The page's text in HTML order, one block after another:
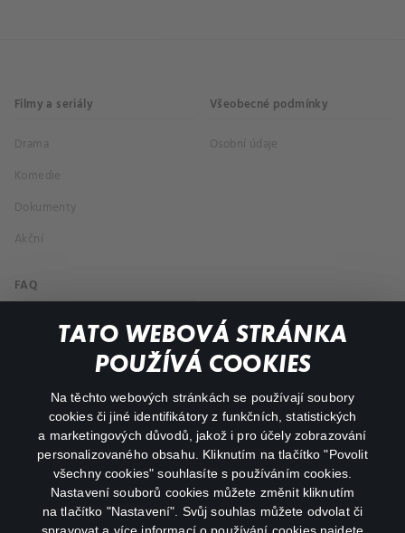
TATO WEBOVÁ STRÁNKA
POUŽÍVÁ COOKIES
Na těchto webových stránkách se používají soubory
cookies či jiné identifikátory z funkčních, statistických
a marketingových důvodů, jakož i pro účely zobrazování
personalizovaného obsahu. Kliknutím na tlačítko "Povolit
všechny cookies" souhlasíte s používáním cookies.
Nastavení souborů cookies můžete změnit kliknutím
na tlačítko "Nastavení". Svůj souhlas můžete odvolat či
Filmy a seriály
Drama
Komedie
Dokumenty
Akční
Všeobecné podmínky
Osobní údaje
FAQ
Můj účet
Důležité odkazy
facebookinstagram
youtube